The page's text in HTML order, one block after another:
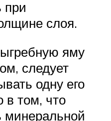
при
слоя.
яму
следует
одну его
в том, что
минеральной